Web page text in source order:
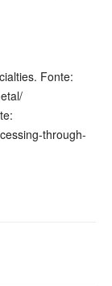
Fonte:
through-